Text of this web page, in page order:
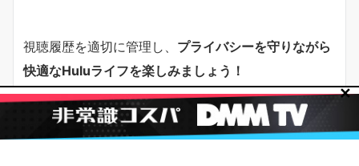
視聴履歴を適切に管理し、 プライバシーを守りながら
快適なHuluライフを楽しみましょう！
次は、「Huluの視聴履歴を整理するメリットと注意
✕